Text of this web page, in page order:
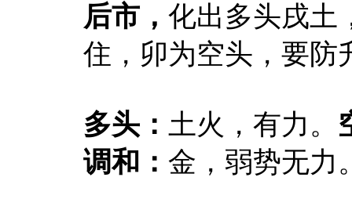
后市， 化出多头戌土
住，卯为空头， 要防
多头： 土火，有力。
调和： 金，弱势无力